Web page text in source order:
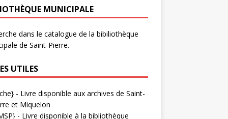
MUNICIPALE
dans le catalogue de la bibiliothèque
de Saint-Pierre.
UTILES
- Livre disponible aux archives de Saint-
et Miquelon
- Livre disponible à la bibliothèque